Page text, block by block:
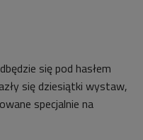
się pod hasłem
się dziesiątki wystaw,
specjalnie na